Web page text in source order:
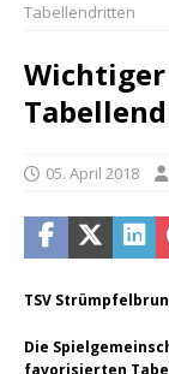
Tabellendritten
Wichtiger
05. April 2018
TSV
Die
favorisierten